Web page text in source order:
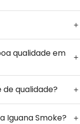
qualidade em
de qualidade?
Iguana Smoke?